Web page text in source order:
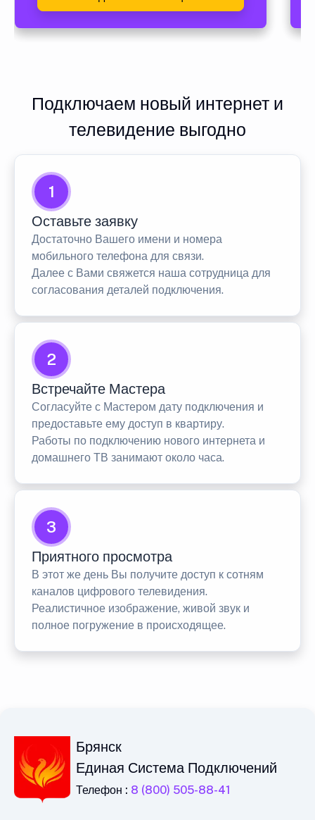
Подключаем новый интернет и
телевидение выгодно
1
Оставьте заявку
Достаточно Вашего имени и номера
мобильного телефона для связи.
Далее с Вами свяжется наша сотрудница для
согласования деталей подключения.
2
Встречайте Мастера
Согласуйте с Мастером дату подключения и
предоставьте ему доступ в квартиру.
Работы по подключению нового интернета и
домашнего ТВ занимают около часа.
3
Приятного просмотра
В этот же день Вы получите доступ к сотням
каналов цифрового телевидения.
Реалистичное изображение, живой звук и
полное погружение в происходящее.
Брянск
Единая Система Подключений
Телефон : 8 (800) 505-88-41